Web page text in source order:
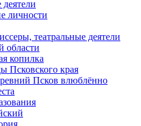
личности
театральные деятели
области
копилка
Псковского края
Псков влюблённо